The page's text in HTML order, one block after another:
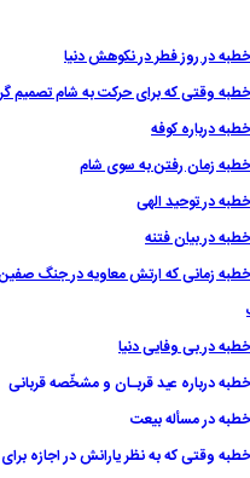
51 ) خطبه زمانى كه ارتش معاويه در جنگ
55 ) خطبه وقتى كه به نظر يارانش در اجازه